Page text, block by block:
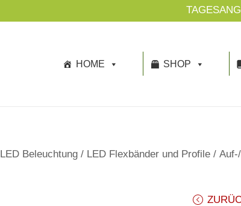
TAGESANGEBOTE BIS ZU
HOME SHOP
LED Beleuchtung / LED Flexbänder und Profile /